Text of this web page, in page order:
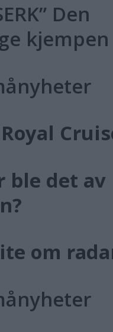
Den
kjempen
ble det av
om